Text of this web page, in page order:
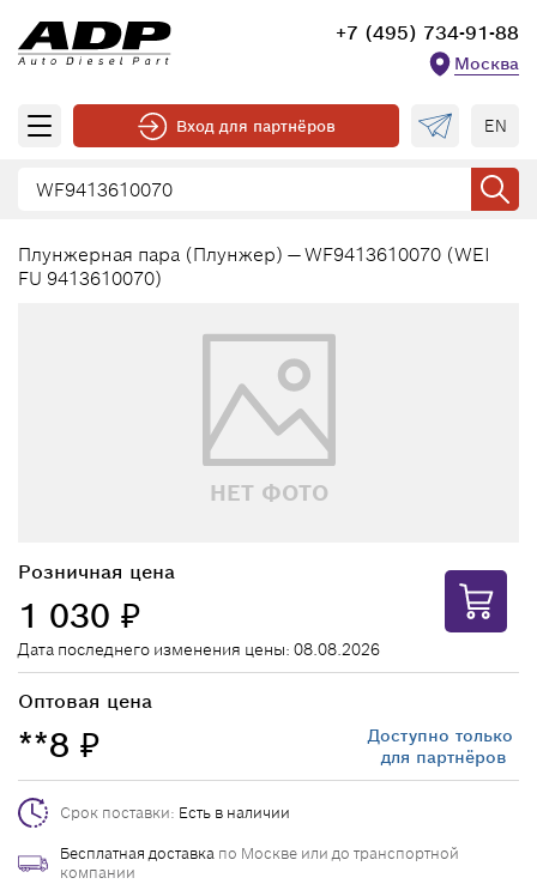
+7 (495) 734-91-88
Москва
Вход для партнёров EN
Плунжерная пара (Плунжер) — WF9413610070 (WEI
FU 9413610070)
НЕТ ФОТО
Розничная цена
1 030 ₽
Дата последнего изменения цены: 08.08.2026
Оптовая цена
**8 ₽
Доступно только
для партнёров
Срок поставки: Есть в наличии
Бесплатная доставка по Москве или до транспортной
компании